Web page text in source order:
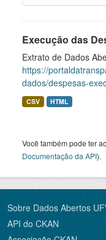
Execução das
Extrato de Dados
https://
dados/despesas-
CSV HTML
Você também pode ter
Documentação da API).
Sobre Dados Abertos
API do CKAN